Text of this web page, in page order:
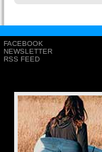
FACEBOOK
NEWSLETTER
RSS FEED